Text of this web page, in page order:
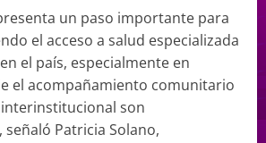
un paso importante para
el acceso a salud especializada
el país, especialmente en
el acompañamiento comunitario
son
señaló Patricia Solano,